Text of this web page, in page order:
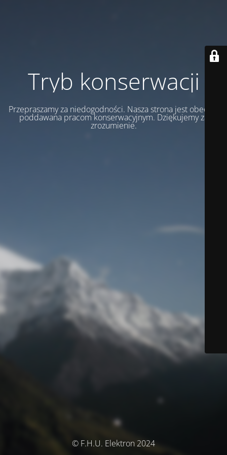
Tryb konserwacji
Przepraszamy za niedogodności. Nasza strona jest obecnie
poddawana pracom konserwacyjnym. Dziękujemy za
zrozumienie.
© F.H.U. Elektron 2024